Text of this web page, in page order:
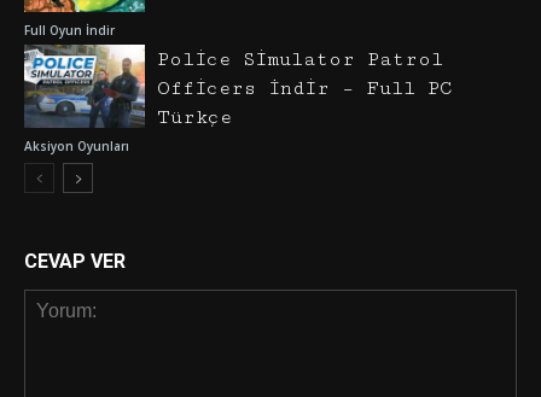
Full Oyun İndir
Aksiyon Oyunları
Police Simulator Patrol
Officers İndir – Full PC
Türkçe
CEVAP VER